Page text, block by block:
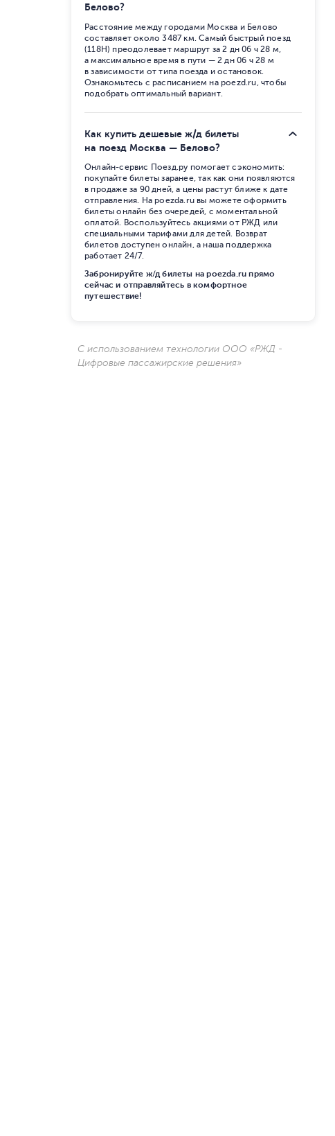
Белово?
Расстояние между городами Москва и Белово
составляет около 3487 км. Самый быстрый поезд
(118Н) преодолевает маршрут за 2 дн 06 ч 28 м,
а максимальное время в пути — 2 дн 06 ч 28 м
в зависимости от типа поезда и остановок.
Ознакомьтесь с расписанием на poezd.ru, чтобы
подобрать оптимальный вариант.
Как купить дешевые ж/д билеты
на поезд Москва — Белово?
Онлайн-сервис Поезд.ру помогает сэкономить:
покупайте билеты заранее, так как они появляются
в продаже за 90 дней, а цены растут ближе к дате
отправления. На poezda.ru вы можете оформить
билеты онлайн без очередей, с моментальной
оплатой. Воспользуйтесь акциями от РЖД или
специальными тарифами для детей. Возврат
билетов доступен онлайн, а наша поддержка
работает 24/7.
Забронируйте ж/д билеты на poezda.ru прямо
сейчас и отправляйтесь в комфортное
путешествие!
С использованием технологии ООО «РЖД -
Цифровые пассажирские решения»